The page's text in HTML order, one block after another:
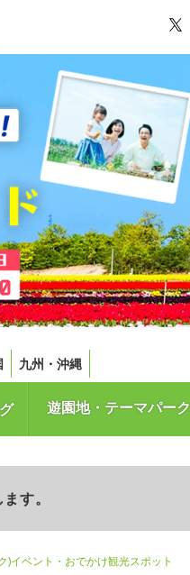
九州・沖縄
遊園地・テーマパーク
す。
)イベント・おでかけ観光スポット